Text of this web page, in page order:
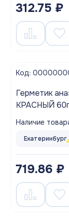
312.75 ₽
Код:
Герметик
КРАСНЫЙ
Наличие
Екатеринбург
719.86 ₽